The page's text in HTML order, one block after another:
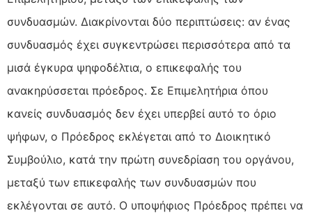
συνδυασμών. Διακρίνονται δύο περιπτώσεις: αν ένας
συνδυασμός έχει συγκεντρώσει περισσότερα από τα
μισά έγκυρα ψηφοδέλτια, ο επικεφαλής του
ανακηρύσσεται πρόεδρος. Σε Επιμελητήρια όπου
κανείς συνδυασμός δεν έχει υπερβεί αυτό το όριο
ψήφων, ο Πρόεδρος εκλέγεται από το Διοικητικό
Συμβούλιο, κατά την πρώτη συνεδρίαση του οργάνου,
μεταξύ των επικεφαλής των συνδυασμών που
εκλέγονται σε αυτό. Ο υποψήφιος Πρόεδρος πρέπει να